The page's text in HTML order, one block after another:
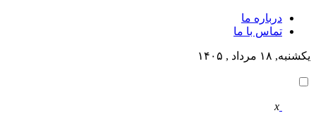
درباره ما
تماس با ما
یکشنبه, ۱۸ مرداد , ۱۴۰۵
x